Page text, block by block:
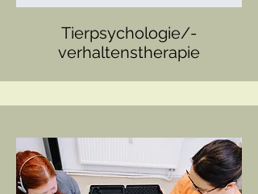
Tierpsychologie/-
verhaltenstherapie